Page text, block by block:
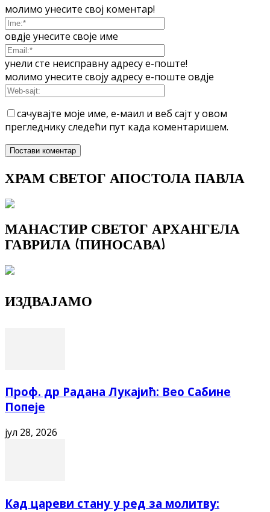
молимо унесите свој коментар!
овдје унесите своје име
унели сте неисправну адресу е-поште!
молимо унесите своју адресу е-поште овдје
сачувајте моје име, е-маил и веб сајт у овом
прегледнику следећи пут када коментаришем.
ХРАМ СВЕТОГ АПОСТОЛА ПАВЛА
МАНАСТИР СВЕТОГ АРХАНГЕЛА
ГАВРИЛА (ПИНОСАВА)
ИЗДВАЈАМО
Проф. др Радана Лукајић: Вео Сабине
Попеје
јул 28, 2026
Кад цареви стану у ред за молитву: